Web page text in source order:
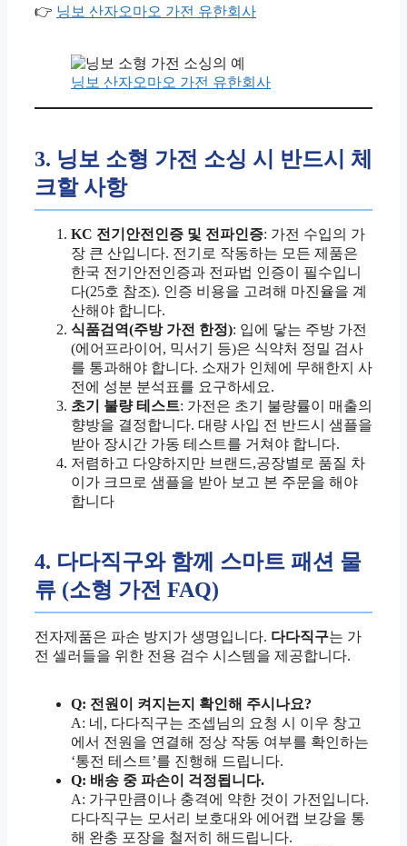
👉 닝보 산자오마오 가전 유한회사
닝보 산자오마오 가전 유한회사
3. 닝보 소형 가전 소싱 시 반드시 체
크할 사항
KC 전기안전인증 및 전파인증: 가전 수입의 가
장 큰 산입니다. 전기로 작동하는 모든 제품은
한국 전기안전인증과 전파법 인증이 필수입니
다(25호 참조). 인증 비용을 고려해 마진율을 계
산해야 합니다.
식품검역(주방 가전 한정): 입에 닿는 주방 가전
(에어프라이어, 믹서기 등)은 식약처 정밀 검사
를 통과해야 합니다. 소재가 인체에 무해한지 사
전에 성분 분석표를 요구하세요.
초기 불량 테스트: 가전은 초기 불량률이 매출의
향방을 결정합니다. 대량 사입 전 반드시 샘플을
받아 장시간 가동 테스트를 거쳐야 합니다.
저렴하고 다양하지만 브랜드,공장별로 품질 차
이가 크므로 샘플을 받아 보고 본 주문을 해야
합니다
4. 다다직구와 함께 스마트 패션 물
류 (소형 가전 FAQ)
전자제품은 파손 방지가 생명입니다. 다다직구는 가
전 셀러들을 위한 전용 검수 시스템을 제공합니다.
Q: 전원이 켜지는지 확인해 주시나요?
A: 네, 다다직구는 조셉님의 요청 시 이우 창고
에서 전원을 연결해 정상 작동 여부를 확인하는
‘통전 테스트’를 진행해 드립니다.
Q: 배송 중 파손이 걱정됩니다.
A: 가구만큼이나 충격에 약한 것이 가전입니다.
다다직구는 모서리 보호대와 에어캡 보강을 통
해 완충 포장을 철저히 해드립니다.